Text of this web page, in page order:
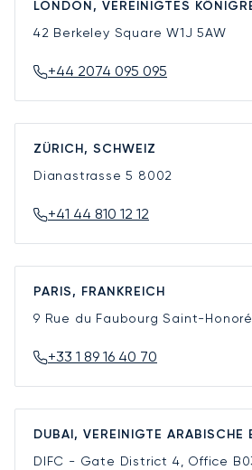
LONDON, VEREINIGTES
42 Berkeley SquareW1J 5AW
+44 2074 095 095
ZÜRICH, SCHWEIZ
Dianastrasse 5 8002
+41 44 810 12 12
PARIS, FRANKREICH
9 Rue du Faubourg Saint-Honoré
+33 1 89 16 40 70
DUBAI, VEREINIGTE ARABISCHE
DIFC - Gate District 4, Office